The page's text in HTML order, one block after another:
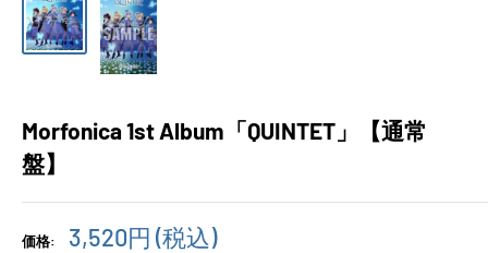
Morfonica 1st Album「QUINTET」【通常
盤】
価格:
販
3,520円 (税込)